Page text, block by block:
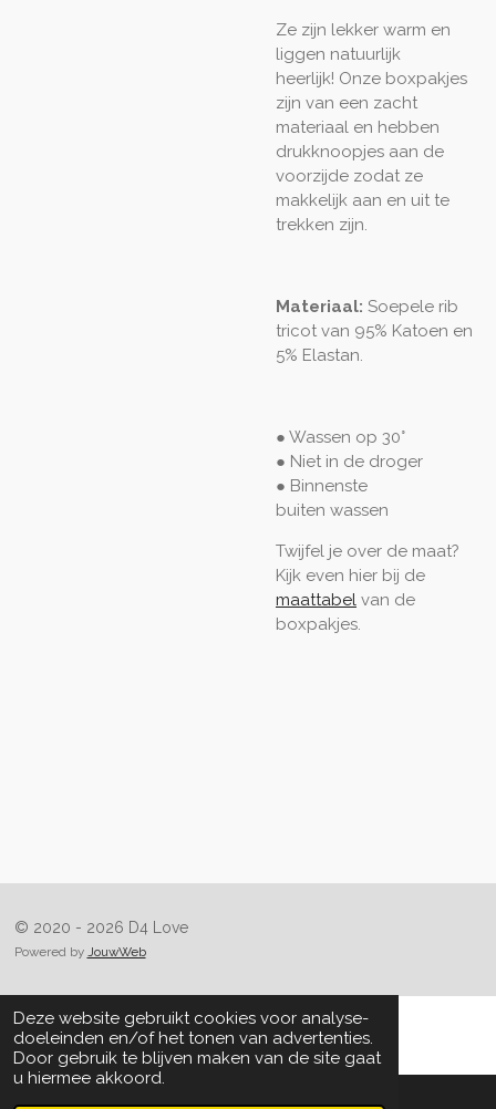
Deze website gebruikt cookies voor analyse-
doeleinden en/of het tonen van advertenties.
Door gebruik te blijven maken van de site gaat
u hiermee akkoord.
Ze zijn lekker warm en
liggen natuurlijk
heerlijk! Onze boxpakjes
zijn van een zacht
materiaal en hebben
drukknoopjes aan de
voorzijde zodat ze
makkelijk aan en uit te
trekken zijn.
Materiaal: Soepele rib
tricot van 95% Katoen en
5% Elastan.
● Wassen op 30°
● Niet in de droger
● Binnenste
buiten wassen
Twijfel je over de maat?
Kijk even hier bij de
maattabel van de
boxpakjes.
© 2020 - 2026 D4 Love
Powered by JouwWeb